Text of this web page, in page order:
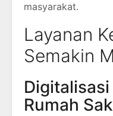
masyarakat.
Layanan
Semakin
Rumah